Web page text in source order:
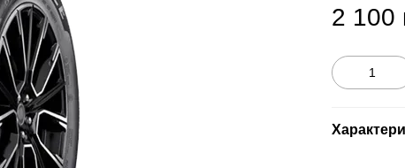
2 100